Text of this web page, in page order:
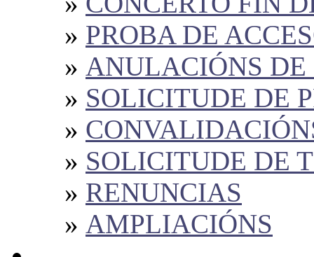
PROBA DE
ANULACIÓNS
SOLICITUDE DE
SOLICITUDE DE
RENUNCIAS
AMPLIACIÓNS